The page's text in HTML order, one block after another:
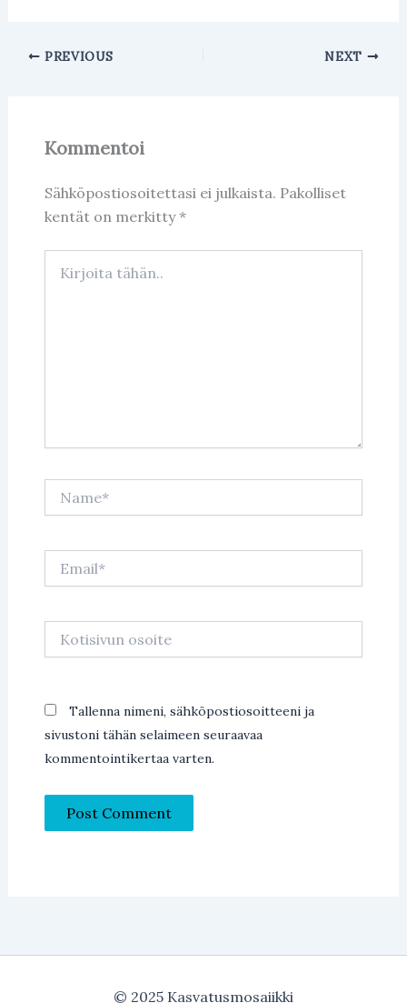
e
o
k
s
p
PREVIOUS NEXT
Kommentoi
Sähköpostiosoitettasi ei julkaista. Pakolliset
kentät on merkitty*
tähän..
osoite
Tallenna nimeni, sähköpostiosoitteeni ja
sivustoni tähän selaimeen seuraavaa
kommentointikertaa varten.
© 2025 Kasvatusmosaiikki